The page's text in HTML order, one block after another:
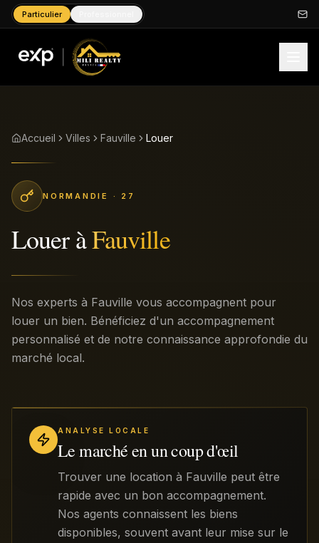
Particulier
Accueil Villes Fauville Louer
NORMANDIE · 27
LoueràFauville
Nos experts à Fauville vous accompagnent pour
louer un bien. Bénéficiez d'un accompagnement
personnalisé et de notre connaissance approfondie du
marché local.
ANALYSE LOCALE
Le marché en un coup d'œil
Trouver une location à Fauville peut être
rapide avec un bon accompagnement.
Nos agents connaissent les biens
disponibles, souvent avant leur mise sur le